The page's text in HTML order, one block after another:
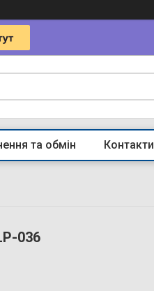
та обмін Контакти
036